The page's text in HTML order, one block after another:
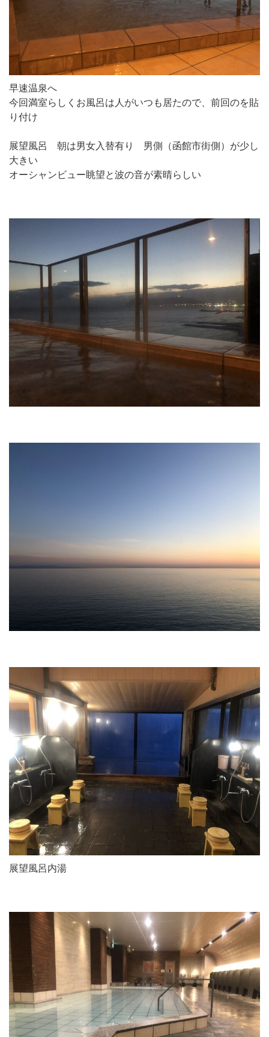
早速温泉へ
今回満室らしくお風呂は人がいつも居たので、前回のを貼
り付け
展望風呂 朝は男女入替有り 男側（函館市街側）が少し
大きい
オーシャンビュー眺望と波の音が素晴らしい
展望風呂内湯